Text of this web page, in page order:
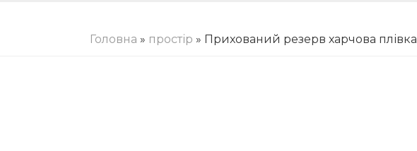
Головна » простір » Прихований резерв харчова плівка